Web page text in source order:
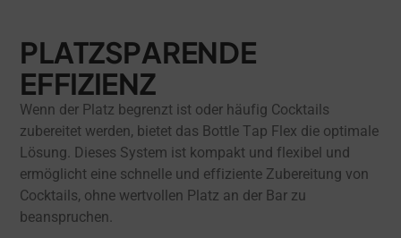
PLATZSPARENDE
EFFIZIENZ
Wenn der Platz begrenzt ist oder häufig Cocktails
zubereitet werden, bietet das Bottle Tap Flex die optimale
Lösung. Dieses System ist kompakt und flexibel und
ermöglicht eine schnelle und effiziente Zubereitung von
Cocktails, ohne wertvollen Platz an der Bar zu
beanspruchen.